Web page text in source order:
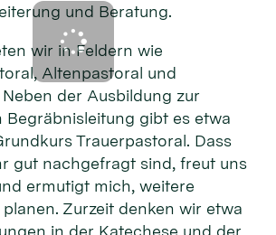
und Beratung.
wir in Feldern wie
Altenpastoral und
der Ausbildung zur
Begräbnisleitung gibt es etwa
Trauerpastoral. Dass
gut nachgefragt sind, freut uns
ermutigt mich, weitere
Zurzeit denken wir etwa
in der Katechese und der